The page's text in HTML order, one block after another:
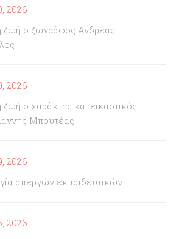
2026
ζωή ο ζωγράφος Ανδρέας
2026
ο χαράκτης και εικαστικός
Μπουτέας
2026
απεργών εκπαιδευτικών
2026